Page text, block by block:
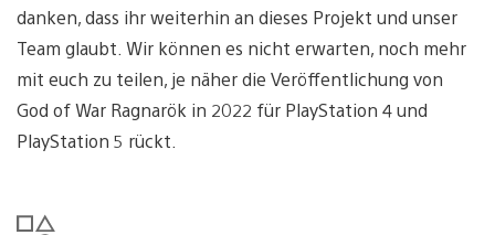
danken, dass ihr weiterhin an dieses Projekt und unser
Team glaubt. Wir können es nicht erwarten, noch mehr
mit euch zu teilen, je näher die Veröffentlichung von
God of War Ragnarök in 2022 für PlayStation 4 und
PlayStation 5 rückt.